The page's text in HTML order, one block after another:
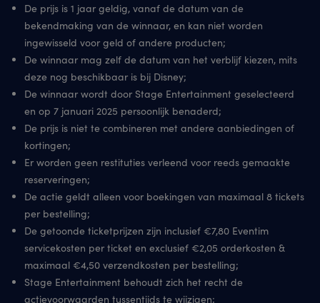
De prijs is 1 jaar geldig, vanaf de datum van de
bekendmaking van de winnaar, en kan niet worden
ingewisseld voor geld of andere producten;
De winnaar mag zelf de datum van het verblijf kiezen, mits
deze nog beschikbaar is bij Disney;
De winnaar wordt door Stage Entertainment geselecteerd
en op 7 januari 2025 persoonlijk benaderd;
De prijs is niet te combineren met andere aanbiedingen of
kortingen;
Er worden geen restituties verleend voor reeds gemaakte
reserveringen;
De actie geldt alleen voor boekingen van maximaal 8 tickets
per bestelling;
De getoonde ticketprijzen zijn inclusief €7,80 Eventim
servicekosten per ticket en exclusief €2,05 orderkosten &
maximaal €4,50 verzendkosten per bestelling;
Stage Entertainment behoudt zich het recht de
actievoorwaarden tussentijds te wijzigen;